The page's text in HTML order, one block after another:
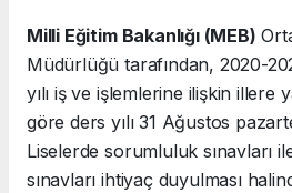
Milli Eğitim Bakanlığı (MEB)
Müdürlüğü tarafından, 2020-
yılı iş ve işlemlerine ilişkin illere
göre ders yılı 31 Ağustos
Liselerde sorumluluk sınavları
sınavları ihtiyaç duyulması